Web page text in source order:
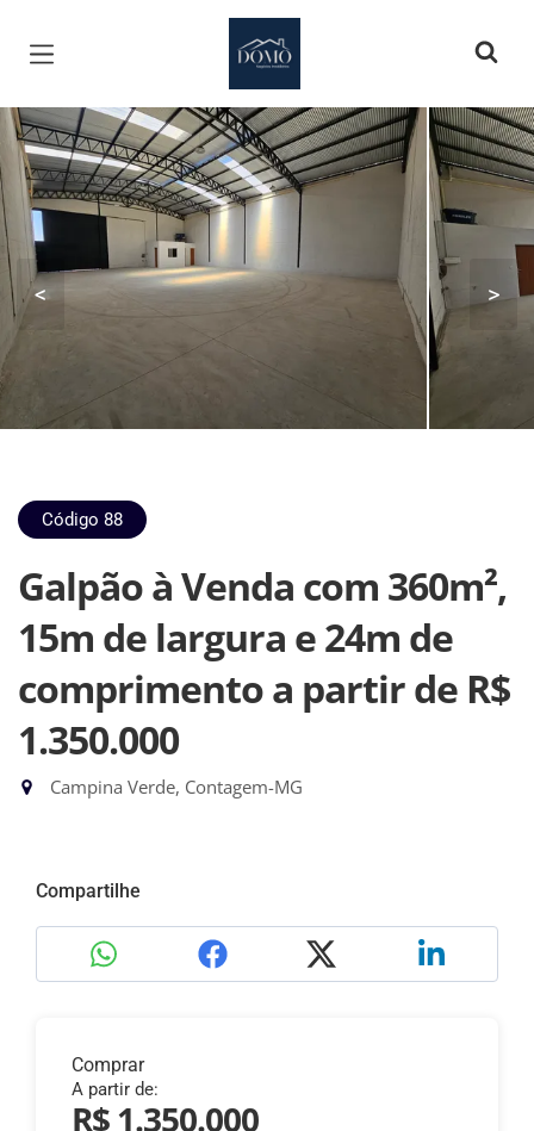
Página inicial
< >
Código 88
Galpão à Venda com 360m²,
15m de largura e 24m de
comprimentoa partir de R$
1.350.000
Campina Verde, Contagem-MG
Compartilhe
Comprar
A partir de:
R$ 1.350.000